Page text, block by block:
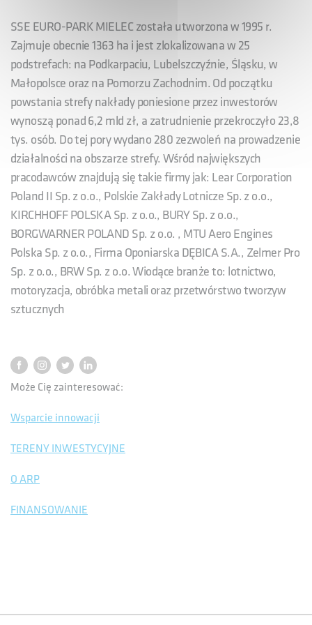
SSE EURO-PARK MIELEC została utworzona w 1995 r.
Zajmuje obecnie 1363 ha i jest zlokalizowana w 25
podstrefach: na Podkarpaciu, Lubelszczyźnie, Śląsku, w
Małopolsce oraz na Pomorzu Zachodnim. Od początku
powstania strefy nakłady poniesione przez inwestorów
wynoszą ponad 6,2 mld zł, a zatrudnienie przekroczyło 23,8
tys. osób. Do tej pory wydano 280 zezwoleń na prowadzenie
działalności na obszarze strefy. Wśród największych
pracodawców znajdują się takie firmy jak: Lear Corporation
Poland II Sp. z o.o., Polskie Zakłady Lotnicze Sp. z o.o.,
KIRCHHOFF POLSKA Sp. z o.o., BURY Sp. z o.o.,
BORGWARNER POLAND Sp. z o.o. , MTU Aero Engines
Polska Sp. z o.o., Firma Oponiarska DĘBICA S.A., Zelmer Pro
Sp. z o.o., BRW Sp. z o.o. Wiodące branże to: lotnictwo,
motoryzacja, obróbka metali oraz przetwórstwo tworzyw
sztucznych
Może Cię zainteresować:
Wsparcie innowacji
TERENY INWESTYCYJNE
O ARP
FINANSOWANIE